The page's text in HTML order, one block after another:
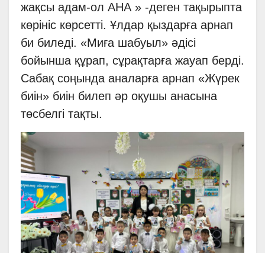
жақсы адам-ол АНА » -деген тақырыпта
көрініс көрсетті. Ұлдар қыздарға арнап
би биледі. «Миға шабуыл» әдісі
бойынша құрап, сұрақтарға жауап берді.
Сабақ соңында аналарға арнап «Жүрек
биін» биін билеп әр оқушы анасына
төсбелгі тақты.